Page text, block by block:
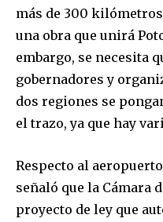
Join our
conversation.
To subscribe, simply enter
your privacy and won't
safe with us.
más de 300 kilómetros
una obra que unirá
embargo, se necesita
gobernadores y
dos regiones se
el trazo, ya que hay
Respecto al
señaló que la Cámara
proyecto de ley que